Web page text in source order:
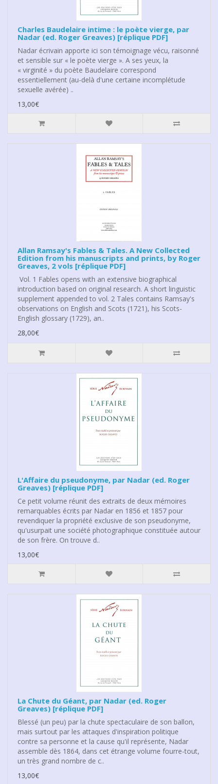
Charles Baudelaire intime : le poète vierge, par
Nadar (ed. Roger Greaves) [réplique PDF]
Nadar écrivain apporte ici son témoignage vécu, raisonné
et sensible sur « le poète vierge ». A ses yeux, la
« virginité » du poète Baudelaire correspond
essentiellement (au-delà d'une certaine incomplétude
sexuelle avérée) ..
13,00€
Allan Ramsay's Fables & Tales. A New Collected
Edition from his manuscripts and prints, by Roger
Greaves, 2 vols [réplique PDF]
Vol. 1 Fables opens with an extensive biographical
introduction based on original research. A short linguistic
supplement appended to vol. 2 Tales contains Ramsay's
observations on English and Scots (1721), his Scots-
English glossary (1729), an..
28,00€
L'Affaire du pseudonyme, par Nadar (ed. Roger
Greaves) [réplique PDF]
Ce petit volume réunit des extraits de deux mémoires
remarquables écrits par Nadar en 1856 et 1857 pour
revendiquer la propriété exclusive de son pseudonyme,
qu'usurpait une société photographique constituée autour
de son frère. On trouve d..
13,00€
La Chute du Géant, par Nadar (ed. Roger
Greaves) [réplique PDF]
Blessé (un peu) par la chute spectaculaire de son ballon,
mais surtout par les attaques d'inspiration politique
contre sa personne et la cause qu'il représente, Nadar
assemble dès 1864, dans cet étrange volume fourre-tout,
un très grand nombre de c..
13,00€